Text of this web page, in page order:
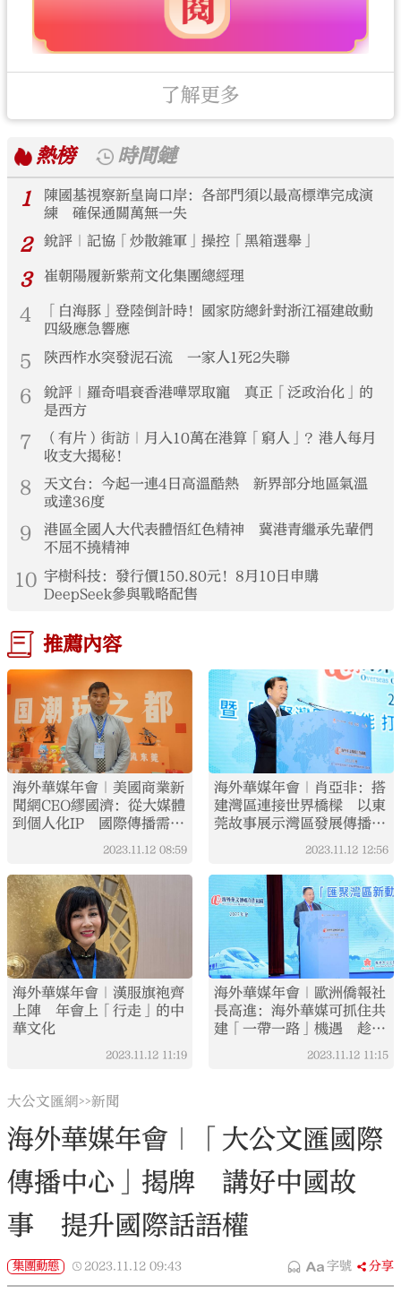
了解更多
熱榜
時間鏈
1
陳國基視察新皇崗口岸：各部門須以最高標準完成演
練 確保通關萬無一失
2 銳評｜記協「炒散雜軍」操控「黑箱選舉」
3 崔朝陽履新紫荊文化集團總經理
4
「白海豚」登陸倒計時！國家防總針對浙江福建啟動
四級應急響應
5 陝西柞水突發泥石流 一家人1死2失聯
6
銳評｜羅奇唱衰香港嘩眾取寵 真正「泛政治化」的
是西方
7
（有片）街訪｜月入10萬在港算「窮人」？港人每月
收支大揭秘！
8
天文台：今起一連4日高溫酷熱 新界部分地區氣溫
或達36度
9
港區全國人大代表體悟紅色精神 冀港青繼承先輩們
不屈不撓精神
10 宇樹科技：發行價150.80元！8月10日申購
DeepSeek參與戰略配售
推薦內容
海外華媒年會｜美國商業新
聞網CEO繆國濟：從大媒體
到個人化IP 國際傳播需要
更多「化整為零」的聲音
2023.11.12 08:59
海外華媒年會｜肖亞非：搭
建灣區連接世界橋樑 以東
莞故事展示灣區發展傳播中
2023.11.12 12:56
海外華媒年會｜漢服旗袍齊
上陣 年會上「行走」的中
華文化
2023.11.12 11:19
海外華媒年會｜歐洲僑報社
長高進：海外華媒可抓住共
建「一帶一路」機遇 趁勢
2023.11.12 11:15
大公文匯網>>新聞
海外華媒年會｜「大公文匯國際
傳播中心」揭牌 講好中國故
事 提升國際話語權
集團動態 2023.11.12 09:43 字號 分享